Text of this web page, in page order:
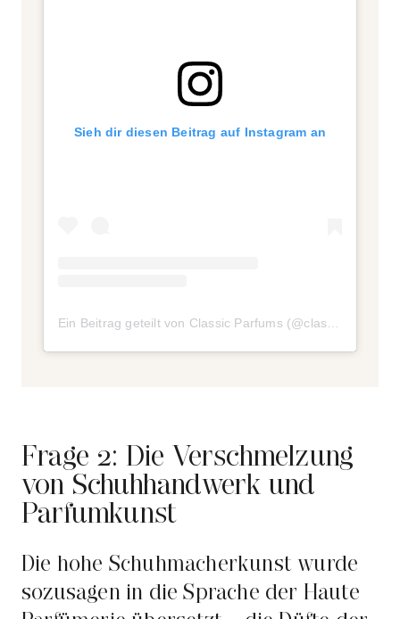
Sieh dir diesen Beitrag auf Instagram an
Frage 2: Die Verschmelzung
von Schuhhandwerk und
Parfumkunst
Die hohe Schuhmacherkunst wurde
sozusagen in die Sprache der Haute